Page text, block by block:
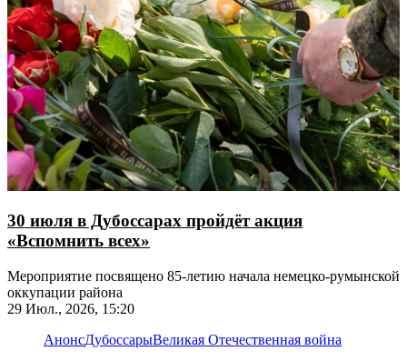
30 июля в Дубоссарах пройдёт акция
«Вспомнить всех»
Мероприятие посвящено 85-летию начала немецко-румынской
оккупации района
29 Июл., 2026, 15:20
АнонсДубоссарыВеликая Отечественная война